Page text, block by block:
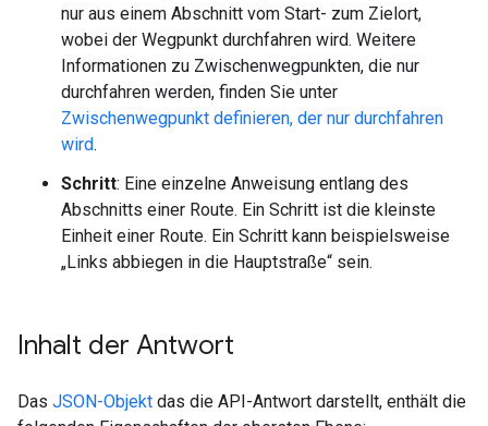
nur aus einem Abschnitt vom Start- zum Zielort,
wobei der Wegpunkt durchfahren wird. Weitere
Informationen zu Zwischenwegpunkten, die nur
durchfahren werden, finden Sie unter
Zwischenwegpunkt definieren, der nur durchfahren
wird.
Schritt: Eine einzelne Anweisung entlang des
Abschnitts einer Route. Ein Schritt ist die kleinste
Einheit einer Route. Ein Schritt kann beispielsweise
„Links abbiegen in die Hauptstraße“ sein.
Inhalt der Antwort
Das JSON-Objekt das die API-Antwort darstellt, enthält die